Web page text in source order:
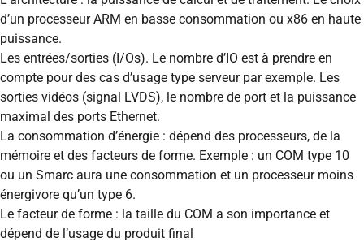
d’un processeur ARM en basse consommation ou x86 en haute
puissance.
Les entrées/sorties (I/Os). Le nombre d’IO est à prendre en
compte pour des cas d’usage type serveur par exemple. Les
sorties vidéos (signal LVDS), le nombre de port et la puissance
maximal des ports Ethernet.
La consommation d’énergie : dépend des processeurs, de la
mémoire et des facteurs de forme. Exemple : un COM type 10
ou un Smarc aura une consommation et un processeur moins
énergivore qu’un type 6.
Le facteur de forme : la taille du COM a son importance et
dépend de l’usage du produit final